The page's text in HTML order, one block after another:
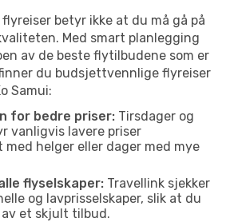
betyr ikke at du må gå på
Med smart planlegging
av de beste flytilbudene som er
du budsjettvennlige flyreiser
Samui:
for bedre priser: Tirsdager og
vanligvis lavere priser
med helger eller dager med mye
flyselskaper: Travellink sjekker
og lavprisselskaper, slik at du
et skjult tilbud.